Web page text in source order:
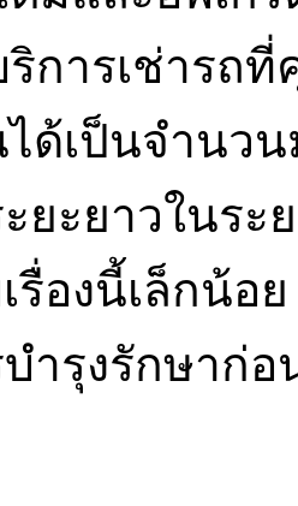
การเช่ารถ
ได้เป็นจำนว
ยะยาวในร
รื่องนี้เล็กน้
บำรุงรักษาก่